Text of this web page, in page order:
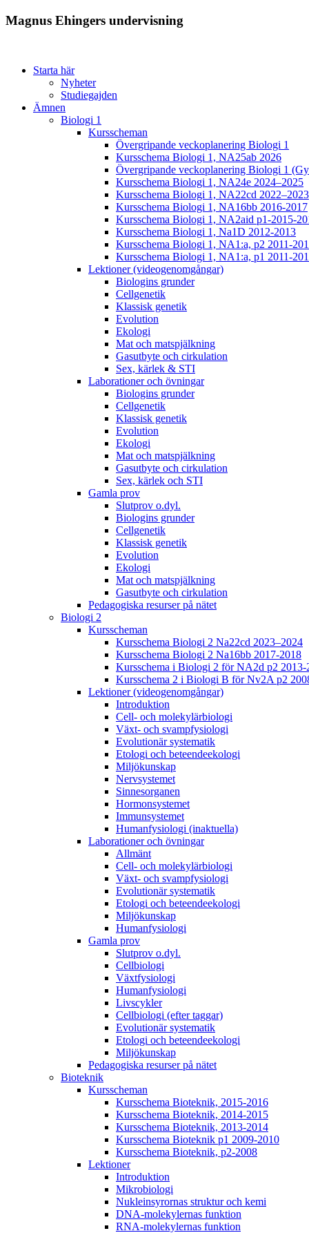
Magnus Ehingers undervisning
Starta här
Nyheter
Studiegajden
Ämnen
Biologi 1
Kursscheman
Övergripande veckoplanering Biologi 1
Kursschema Biologi 1, NA25ab 2026
Övergripande veckoplanering Biologi 1
Kursschema Biologi 1, NA24e 2024–2025
Kursschema Biologi 1, NA22cd 2022–2023
Kursschema Biologi 1, NA16bb 2016-2017
Kursschema Biologi 1, NA2aid p1-2015-
Kursschema Biologi 1, Na1D 2012-2013
Kursschema Biologi 1, NA1:a, p2 2011-
Kursschema Biologi 1, NA1:a, p1 2011-
Lektioner (videogenomgångar)
Biologins grunder
Cellgenetik
Klassisk genetik
Evolution
Ekologi
Mat och matspjälkning
Gasutbyte och cirkulation
Sex, kärlek & STI
Laborationer och övningar
Biologins grunder
Cellgenetik
Klassisk genetik
Evolution
Ekologi
Mat och matspjälkning
Gasutbyte och cirkulation
Sex, kärlek och STI
Gamla prov
Slutprov o.dyl.
Biologins grunder
Cellgenetik
Klassisk genetik
Evolution
Ekologi
Mat och matspjälkning
Gasutbyte och cirkulation
Pedagogiska resurser på nätet
Biologi 2
Kursscheman
Kursschema Biologi 2 Na22cd 2023–2024
Kursschema Biologi 2 Na16bb 2017-2018
Kursschema i Biologi 2 för NA2d p2 2013-
Kursschema 2 i Biologi B för Nv2A p2
Lektioner (videogenomgångar)
Introduktion
Cell- och molekylärbiologi
Växt- och svampfysiologi
Evolutionär systematik
Etologi och beteendeekologi
Miljökunskap
Nervsystemet
Sinnesorganen
Hormonsystemet
Immunsystemet
Humanfysiologi (inaktuella)
Laborationer och övningar
Allmänt
Cell- och molekylärbiologi
Växt- och svampfysiologi
Evolutionär systematik
Etologi och beteendeekologi
Miljökunskap
Humanfysiologi
Gamla prov
Slutprov o.dyl.
Cellbiologi
Växtfysiologi
Humanfysiologi
Livscykler
Cellbiologi (efter taggar)
Evolutionär systematik
Etologi och beteendeekologi
Miljökunskap
Pedagogiska resurser på nätet
Bioteknik
Kursscheman
Kursschema Bioteknik, 2015-2016
Kursschema Bioteknik, 2014-2015
Kursschema Bioteknik, 2013-2014
Kursschema Bioteknik p1 2009-2010
Kursschema Bioteknik, p2-2008
Lektioner
Introduktion
Mikrobiologi
Nukleinsyrornas struktur och kemi
DNA-molekylernas funktion
RNA-molekylernas funktion